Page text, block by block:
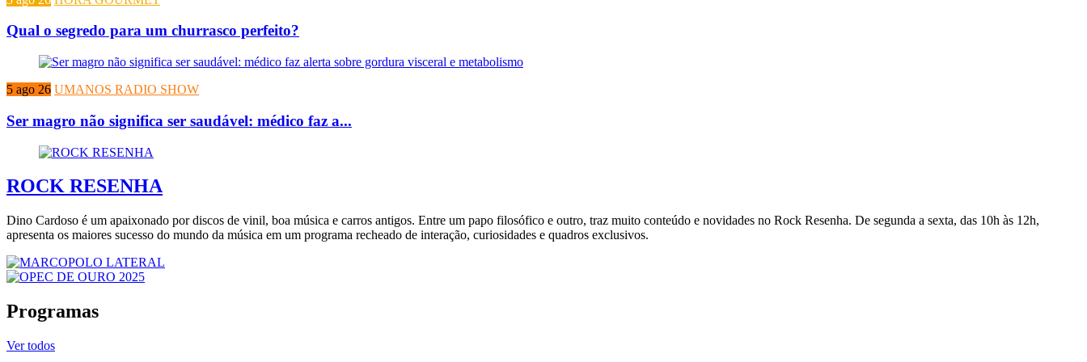
Qual o segredo para um churrasco perfeito?
5 ago 26 UMANOS RADIO SHOW
Ser magro não significa ser saudável: médico faz a...
ROCK RESENHA
Dino Cardoso é um apaixonado por discos de vinil, boa música e carros antigos. Entre um papo filosófico e outro, traz muito conteúdo e novidades no Rock Resenha. De segunda a sexta, das 10h às 12h,
apresenta os maiores sucesso do mundo da música em um programa recheado de interação, curiosidades e quadros exclusivos.
Programas
Ver todos